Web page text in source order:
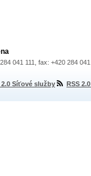
041 111, fax: +420 284
2.0 Síťové služby RSS